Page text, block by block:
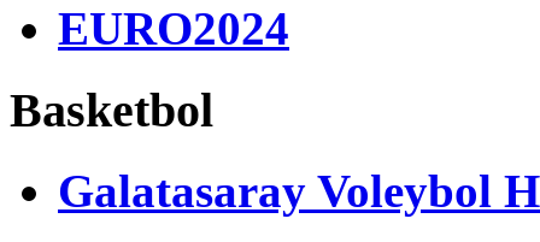
EURO2024
Basketbol
Galatasaray Voleybol